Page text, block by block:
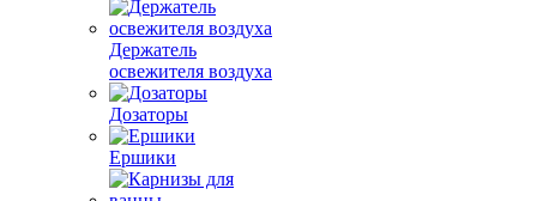
Держатель
освежителя воздуха
Дозаторы
Ершики